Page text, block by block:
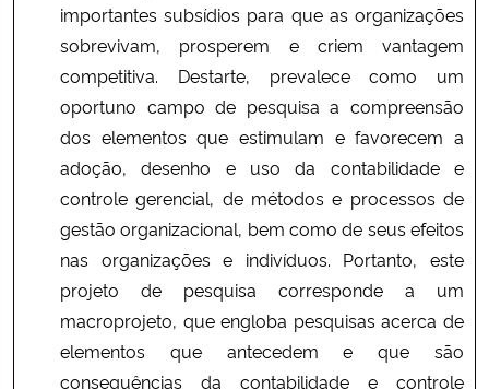
importantes subsídios para que as organizações
sobrevivam, prosperem e criem vantagem
competitiva. Destarte, prevalece como um
oportuno campo de pesquisa a compreensão
dos elementos que estimulam e favorecem a
adoção, desenho e uso da contabilidade e
controle gerencial, de métodos e processos de
gestão organizacional, bem como de seus efeitos
nas organizações e indivíduos. Portanto, este
projeto de pesquisa corresponde a um
macroprojeto, que engloba pesquisas acerca de
elementos que antecedem e que são
consequências da contabilidade e controle